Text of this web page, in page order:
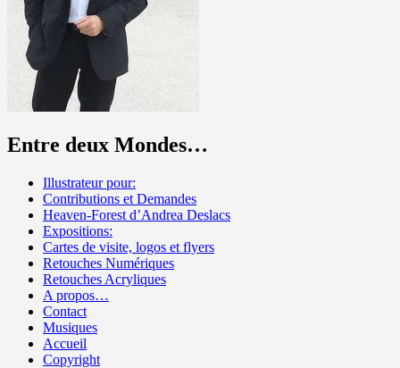
Entre deux Mondes…
Illustrateur pour:
Contributions et Demandes
Heaven-Forest d’Andrea Deslacs
Expositions:
Cartes de visite, logos et flyers
Retouches Numériques
Retouches Acryliques
A propos…
Contact
Musiques
Accueil
Copyright